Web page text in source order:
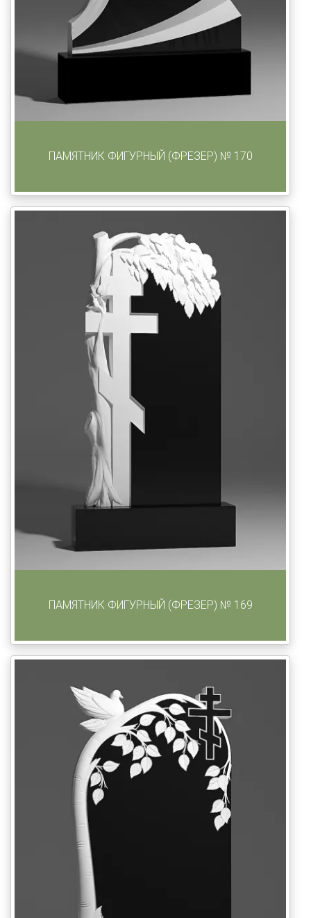
ПАМЯТНИК ФИГУРНЫЙ (ФРЕЗЕР) № 170
ПАМЯТНИК ФИГУРНЫЙ (ФРЕЗЕР) № 169